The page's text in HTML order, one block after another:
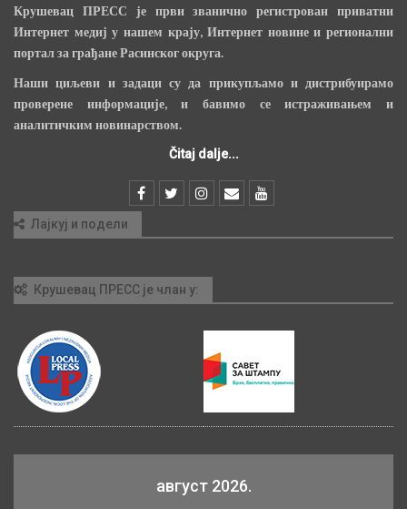
Крушевац ПРЕСС је први званично регистрован приватни
Интернет медиј у нашем крају, Интернет новине и регионални
портал за грађане Расинског округа.
Наши циљеви и задаци су да прикупљамо и дистрибуирамо
проверене информације, и бавимо се истраживањем и
аналитичким новинарством.
Čitaj dalje...
Лајкуј и подели
Крушевац ПРЕСС је члан у:
август 2026.